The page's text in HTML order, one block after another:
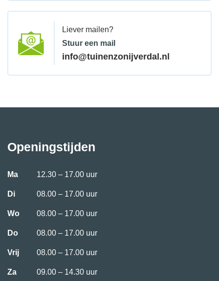
Liever mailen?
Stuur een mail
info@tuinenzonijverdal.nl
Openingstijden
Ma 12.30 – 17.00 uur
Di 08.00 – 17.00 uur
Wo 08.00 – 17.00 uur
Do 08.00 – 17.00 uur
Vrij 08.00 – 17.00 uur
Za 09.00 – 14.30 uur